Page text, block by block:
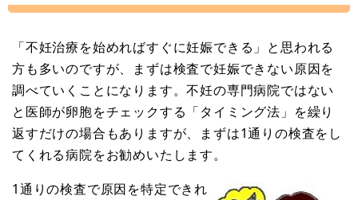
「不妊治療を始めればすぐに妊娠できる」と思われる
方も多いのですが、まずは検査で妊娠できない原因を
調べていくことになります。不妊の専門病院ではない
と医師が卵胞をチェックする「タイミング法」を繰り
返すだけの場合もありますが、まずは1通りの検査をし
てくれる病院をお勧めいたします。
1通りの検査で原因を特定できれ